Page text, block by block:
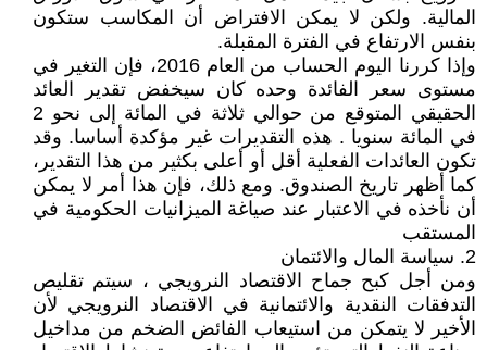
المالية. ولكن لا يمكن الافتراض أن المكاسب ستكون
بنفس الارتفاع في الفترة المقبلة.
وإذا كررنا اليوم الحساب من العام 2016، فإن التغير في
مستوى سعر الفائدة وحده كان سيخفض تقدير العائد
الحقيقي المتوقع من حوالي ثلاثة في المائة إلى نحو 2
في المائة سنويا . هذه التقديرات غير مؤكدة أساسا. وقد
تكون العائدات الفعلية أقل أو أعلى بكثير من هذا التقدير،
كما أظهر تاريخ الصندوق. ومع ذلك، فإن هذا أمر لا يمكن
أن نأخذه في الاعتبار عند صياغة الميزانيات الحكومية في
المستقب
2. سياسة المال والائتمان
ومن أجل كبح جماح الاقتصاد النرويجي ، سيتم تقليص
التدفقات النقدية والائتمانية في الاقتصاد النرويجي لأن
الأخير لا يتمكن من استيعاب الفائض الضخم من مداخيل